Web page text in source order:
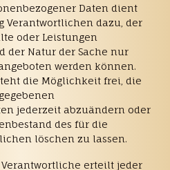
Daten dient
Verantwortlichen dazu, der
oder Leistungen
der Natur der Sache nur
werden können.
die Möglichkeit frei, die
jederzeit abzuändern oder
des für die
löschen zu lassen.
erteilt jeder